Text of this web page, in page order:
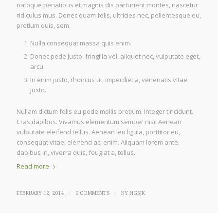
natoque penatibus et magnis dis parturient montes, nascetur
ridiculus mus. Donec quam felis, ultricies nec, pellentesque eu,
pretium quis, sem.
Nulla consequat massa quis enim.
Donec pede justo, fringilla vel, aliquet nec, vulputate eget,
arcu.
In enim justo, rhoncus ut, imperdiet a, venenatis vitae,
justo.
Nullam dictum felis eu pede mollis pretium. Integer tincidunt.
Cras dapibus. Vivamus elementum semper nisi. Aenean
vulputate eleifend tellus. Aenean leo ligula, porttitor eu,
consequat vitae, eleifend ac, enim. Aliquam lorem ante,
dapibus in, viverra quis, feugiat a, tellus.
Read more
FEBRUARY 12, 2014 / 0 COMMENTS / BY HG5JK